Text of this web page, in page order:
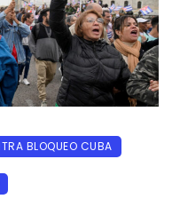
BLOQUEO CUBA